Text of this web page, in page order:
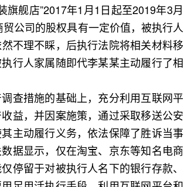
舰店”2017年1月1日起至2019年3月
公司的股权具有一定价值，被执行人
不理不睬，后执行法院将相关材料移
行人家属随即代李某某主动履行了相
措施的基础上，充分利用互联网平
益，并因案施策，通过采取移送公安
主动履行义务，依法保障了胜诉当事
据显示，仅在淘宝、京东等知名电商
停留于对被执行人名下的银行存款、